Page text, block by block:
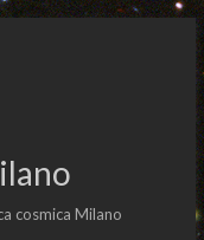
cosmica Milano